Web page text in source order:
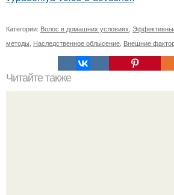
Категории: Волос в домашних условиях
методы Наследственное облысение Внешние
Читайте также